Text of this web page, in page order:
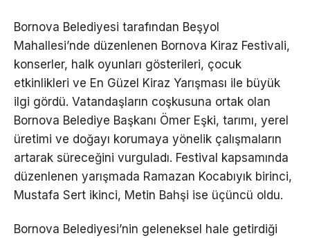
Bornova Belediyesi tarafından Beşyol
Mahallesi’nde düzenlenen Bornova Kiraz Festivali,
konserler, halk oyunları gösterileri, çocuk
etkinlikleri ve En Güzel Kiraz Yarışması ile büyük
ilgi gördü. Vatandaşların coşkusuna ortak olan
Bornova Belediye Başkanı Ömer Eşki, tarımı, yerel
üretimi ve doğayı korumaya yönelik çalışmaların
artarak süreceğini vurguladı. Festival kapsamında
düzenlenen yarışmada Ramazan Kocabıyık birinci,
Mustafa Sert ikinci, Metin Bahşi ise üçüncü oldu.
Bornova Belediyesi’nin geleneksel hale getirdiği